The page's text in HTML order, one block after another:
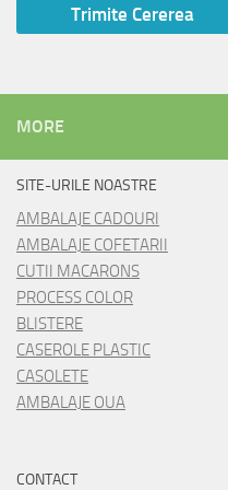
MORE
SITE-URILE NOASTRE
AMBALAJE CADOURI
AMBALAJE COFETARII
CUTII MACARONS
PROCESS COLOR
BLISTERE
CASEROLE PLASTIC
CASOLETE
AMBALAJE OUA
CONTACT